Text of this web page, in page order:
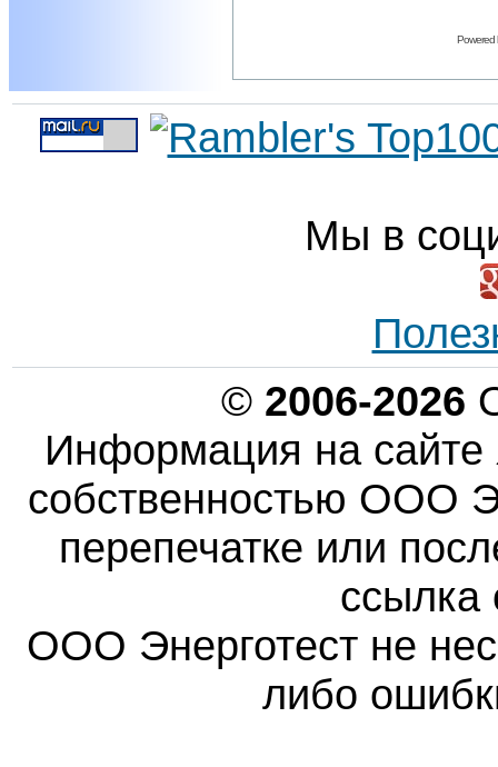
Powered
Мы в
© 2006-2026
Информация на сайте
собственностью ООО
перепечатке или
ссылка
ООО Энерготест не
либо